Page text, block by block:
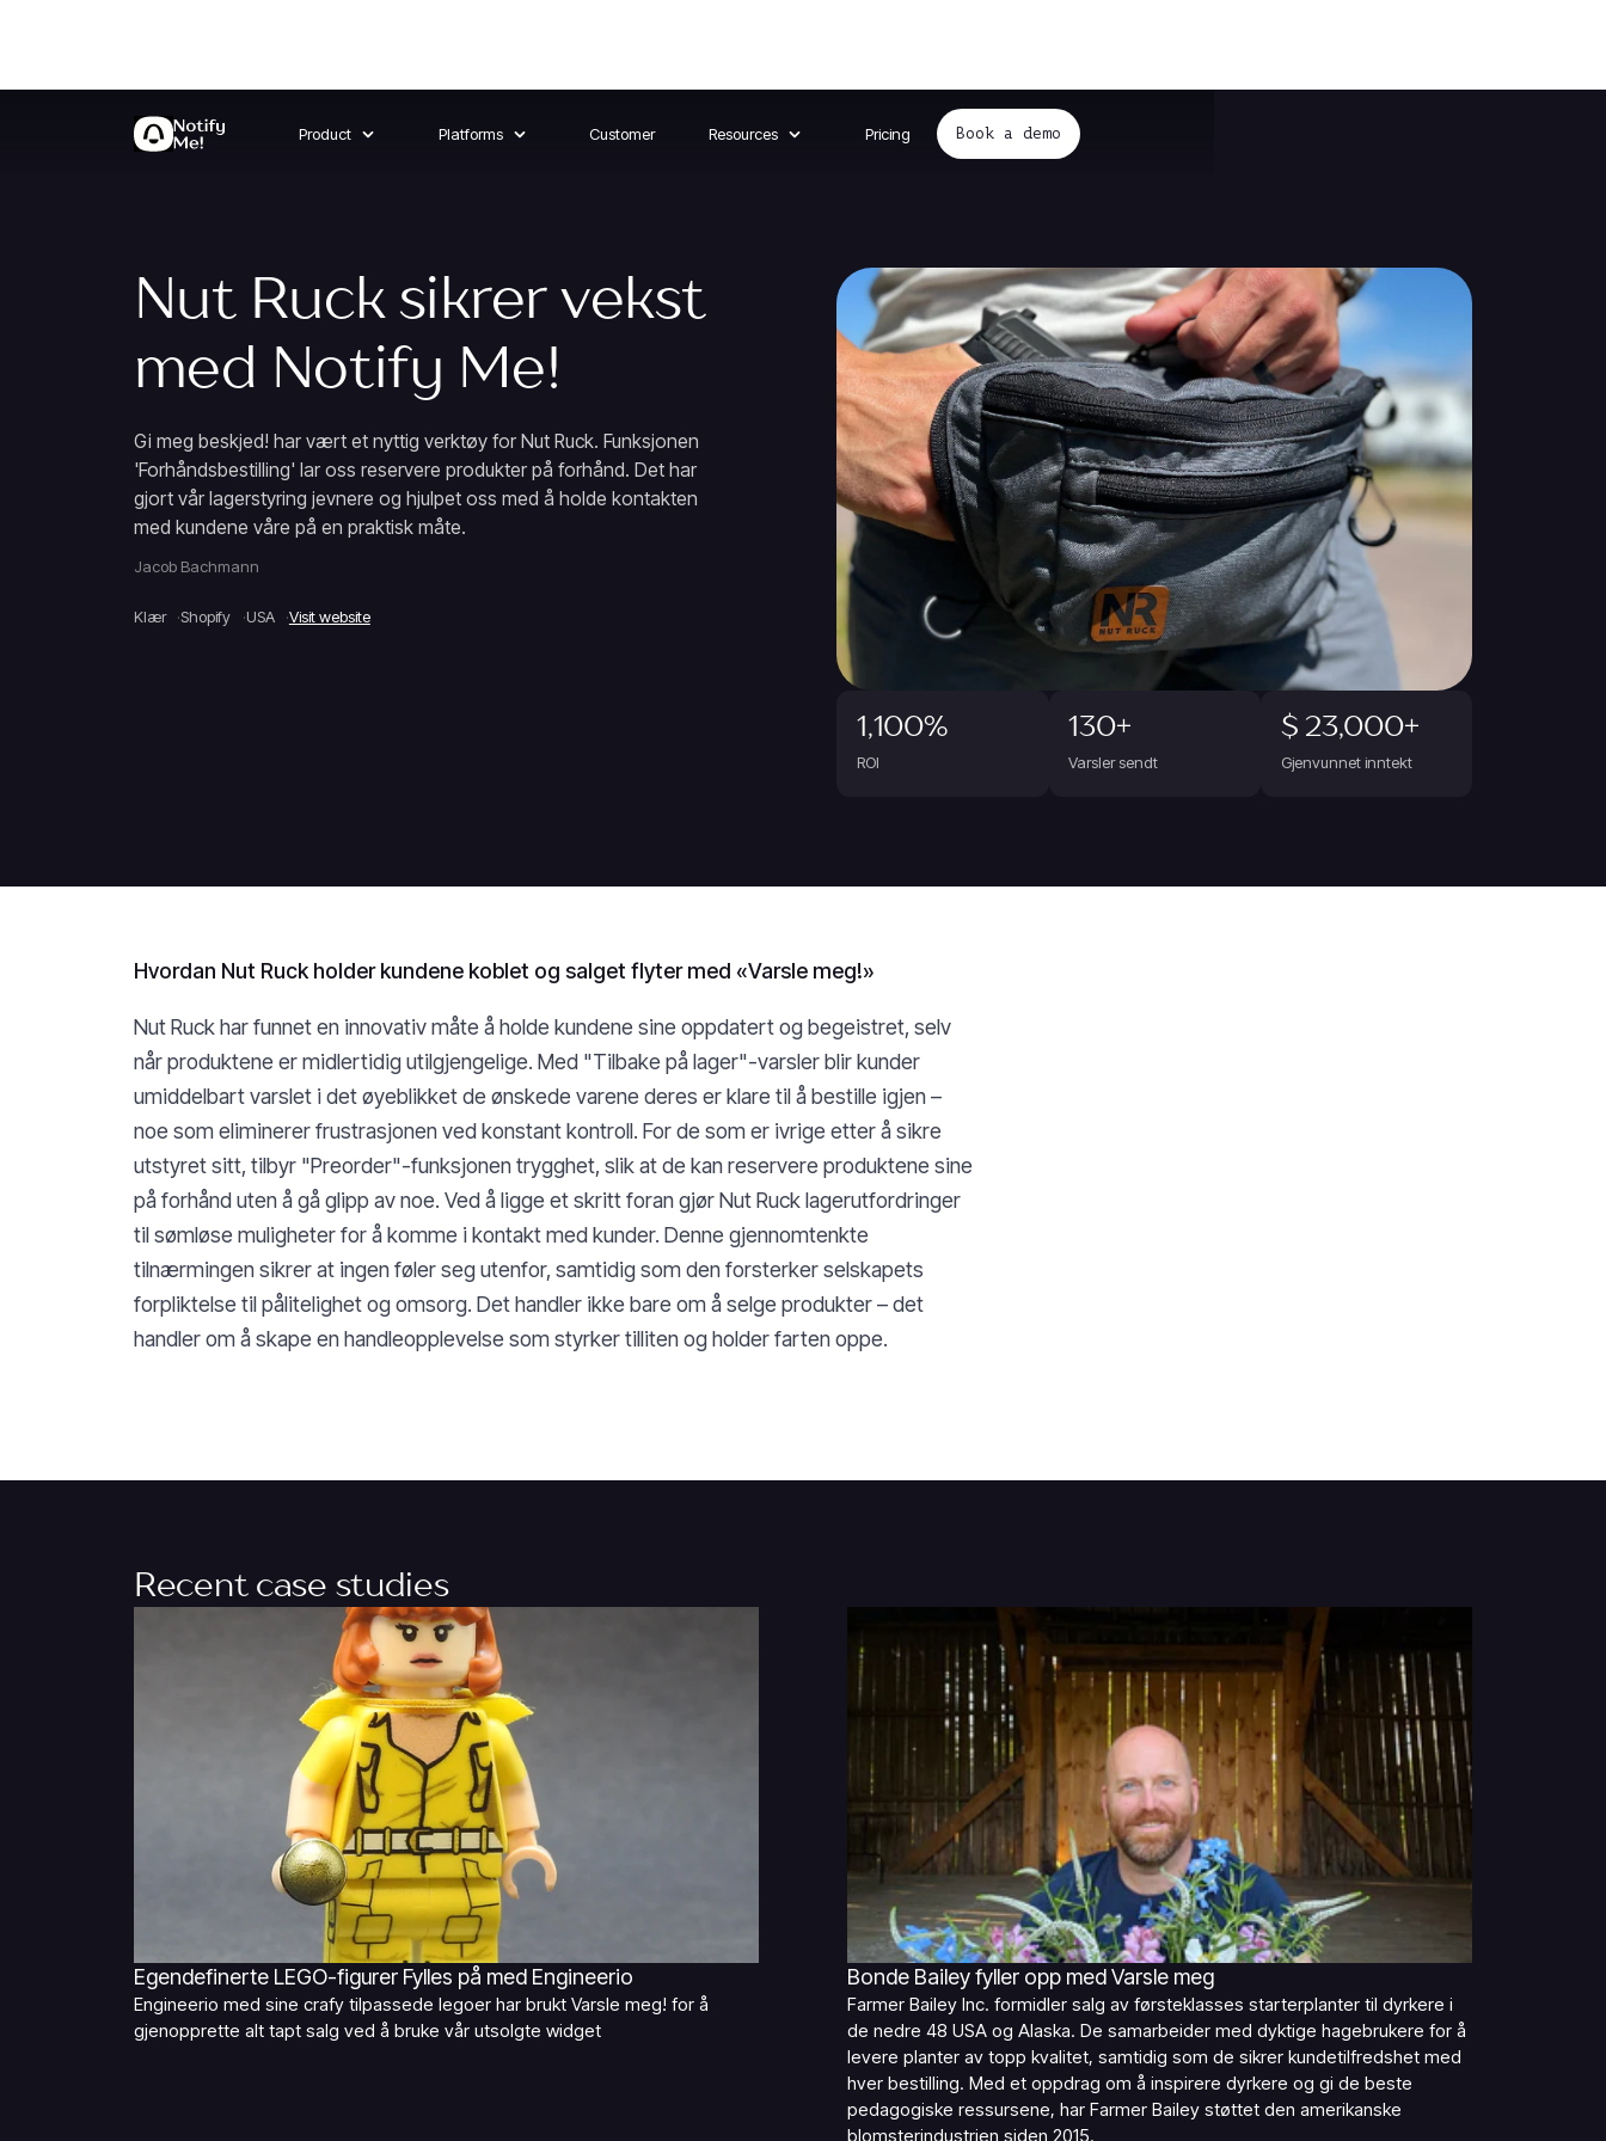
Product Platforms Customer Resources Pricing Book a demo
Nut Ruck sikrer vekst
med Notify Me!
Gi meg beskjed! har vært et nyttig verktøy for Nut Ruck. Funksjonen
'Forhåndsbestilling' lar oss reservere produkter på forhånd. Det har
gjort vår lagerstyring jevnere og hjulpet oss med å holde kontakten
med kundene våre på en praktisk måte.
Jacob Bachmann
Klær Shopify USA Visit website
1,100%
ROI
130+
Varsler sendt
$ 23,000+
Gjenvunnet inntekt
Hvordan Nut Ruck holder kundene koblet og salget flyter med «Varsle meg!»
Nut Ruck har funnet en innovativ måte å holde kundene sine oppdatert og begeistret, selv
når produktene er midlertidig utilgjengelige. Med "Tilbake på lager"-varsler blir kunder
umiddelbart varslet i det øyeblikket de ønskede varene deres er klare til å bestille igjen –
noe som eliminerer frustrasjonen ved konstant kontroll. For de som er ivrige etter å sikre
utstyret sitt, tilbyr "Preorder"-funksjonen trygghet, slik at de kan reservere produktene sine
på forhånd uten å gå glipp av noe. Ved å ligge et skritt foran gjør Nut Ruck lagerutfordringer
til sømløse muligheter for å komme i kontakt med kunder. Denne gjennomtenkte
tilnærmingen sikrer at ingen føler seg utenfor, samtidig som den forsterker selskapets
forpliktelse til pålitelighet og omsorg. Det handler ikke bare om å selge produkter – det
handler om å skape en handleopplevelse som styrker tilliten og holder farten oppe.
Recent case studies
Egendefinerte LEGO-figurer Fylles på med Engineerio
Engineerio med sine crafy tilpassede legoer har brukt Varsle meg! for å
gjenopprette alt tapt salg ved å bruke vår utsolgte widget
Bonde Bailey fyller opp med Varsle meg
Farmer Bailey Inc. formidler salg av førsteklasses starterplanter til dyrkere i
de nedre 48 USA og Alaska. De samarbeider med dyktige hagebrukere for å
levere planter av topp kvalitet, samtidig som de sikrer kundetilfredshet med
hver bestilling. Med et oppdrag om å inspirere dyrkere og gi de beste
pedagogiske ressursene, har Farmer Bailey støttet den amerikanske
blomsterindustrien siden 2015.